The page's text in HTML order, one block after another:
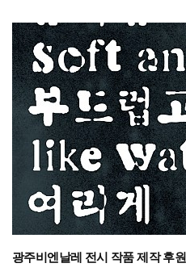
광주비엔날레 전시 작품 제작 후원